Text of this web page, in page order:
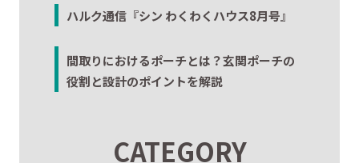
ハルク通信『シン わくわくハウス8月号』
間取りにおけるポーチとは？玄関ポーチの
役割と設計のポイントを解説
CATEGORY